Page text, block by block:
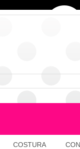
COSTURA